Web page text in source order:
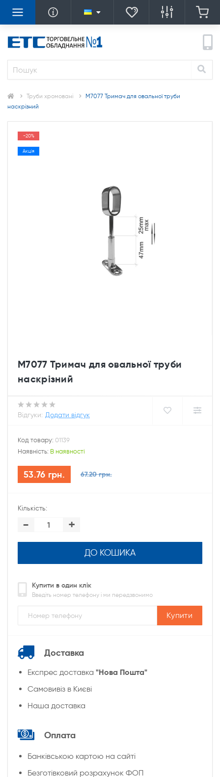
Труби хромовані
M7077 Тримач для овальної труби
наскрізний
-20%
Акція
M7077 Тримач для овальної труби
наскрізний
Відгуки: Додати відгук
Код товару: 01139
Наявність: В наявності
53.76 грн. 67.20 грн.
Кількість:
- +
ДО КОШИКА
Купити в один клік
Введіть номер телефону і ми передзвонимо
Купити
Доставка
Експрес доставка "Нова Пошта"
Cамовивіз в Києві
Наша доставка
Оплата
Банківською картою на сайті
Безготівковий розрахунок ФОП